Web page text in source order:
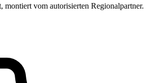
vom autorisierten Regional­partner.